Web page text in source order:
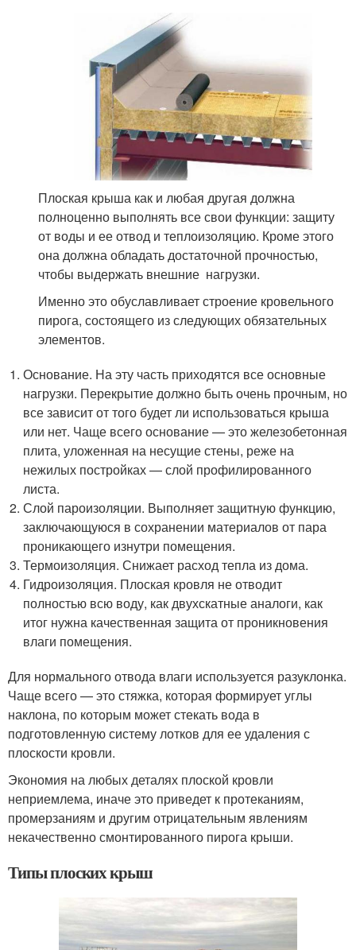
Плоская крыша как и любая другая должна
полноценно выполнять все свои функции: защиту
от воды и ее отвод и теплоизоляцию. Кроме этого
она должна обладать достаточной прочностью,
чтобы выдержать внешние нагрузки.
Именно это обуславливает строение кровельного
пирога, состоящего из следующих обязательных
элементов.
Основание. На эту часть приходятся все основные
нагрузки. Перекрытие должно быть очень прочным, но
все зависит от того будет ли использоваться крыша
или нет. Чаще всего основание — это железобетонная
плита, уложенная на несущие стены, реже на
нежилых постройках — слой профилированного
листа.
Слой пароизоляции. Выполняет защитную функцию,
заключающуюся в сохранении материалов от пара
проникающего изнутри помещения.
Термоизоляция. Снижает расход тепла из дома.
Гидроизоляция. Плоская кровля не отводит
полностью всю воду, как двухскатные аналоги, как
итог нужна качественная защита от проникновения
влаги помещения.
Для нормального отвода влаги используется разуклонка.
Чаще всего — это стяжка, которая формирует углы
наклона, по которым может стекать вода в
подготовленную систему лотков для ее удаления с
плоскости кровли.
Экономия на любых деталях плоской кровли
неприемлема, иначе это приведет к протеканиям,
промерзаниям и другим отрицательным явлениям
некачественно смонтированного пирога крыши.
Типы плоских крыш